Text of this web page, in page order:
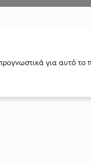
για αυτό το